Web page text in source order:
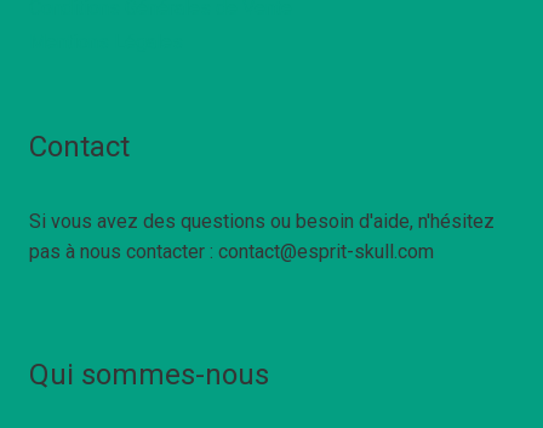
Contact
Si vous avez des questions ou besoin d'aide, n'hésitez
pas à nous contacter : contact@esprit-skull.com
Qui sommes-nous